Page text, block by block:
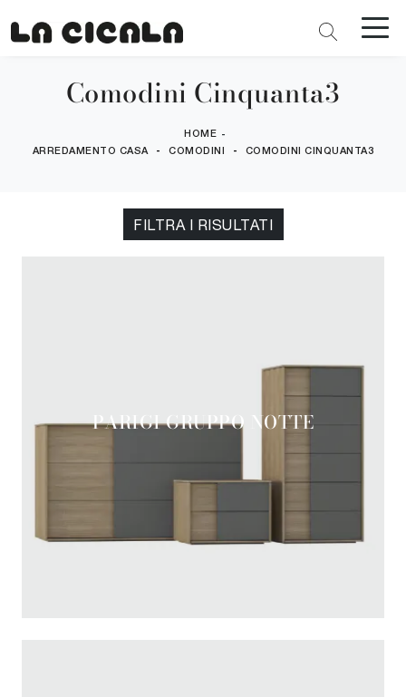
Comodini Cinquanta3
HOME -
ARREDAMENTO CASA - COMODINI - COMODINI CINQUANTA3
FILTRA I RISULTATI
PARIGI GRUPPO NOTTE